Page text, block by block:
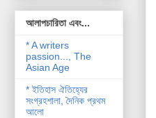
আলাপচারিতা এবং...
* A writers
passion..., The
Asian Age
* ইতিহাস ঐতিহ্যের
সংগ্রহশালা, দৈনিক প্রথম
আলো